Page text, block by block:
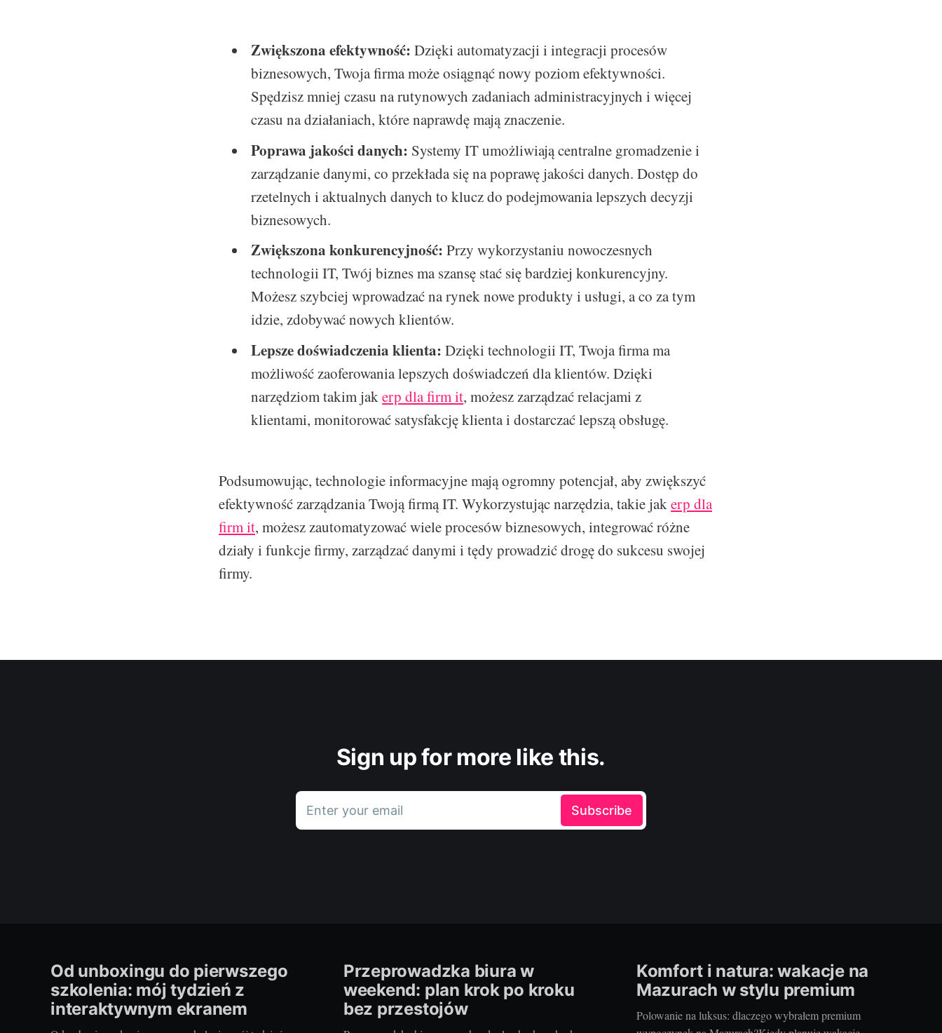
Zwiększona efektywność: Dzięki automatyzacji i integracji procesów
biznesowych, Twoja firma może osiągnąć nowy poziom efektywności.
Spędzisz mniej czasu na rutynowych zadaniach administracyjnych i więcej
czasu na działaniach, które naprawdę mają znaczenie.
Poprawa jakości danych: Systemy IT umożliwiają centralne gromadzenie i
zarządzanie danymi, co przekłada się na poprawę jakości danych. Dostęp do
rzetelnych i aktualnych danych to klucz do podejmowania lepszych decyzji
biznesowych.
Zwiększona konkurencyjność: Przy wykorzystaniu nowoczesnych
technologii IT, Twój biznes ma szansę stać się bardziej konkurencyjny.
Możesz szybciej wprowadzać na rynek nowe produkty i usługi, a co za tym
idzie, zdobywać nowych klientów.
Lepsze doświadczenia klienta: Dzięki technologii IT, Twoja firma ma
możliwość zaoferowania lepszych doświadczeń dla klientów. Dzięki
narzędziom takim jakerp dla firm it, możesz zarządzać relacjami z
klientami, monitorować satysfakcję klienta i dostarczać lepszą obsługę.
Podsumowując, technologie informacyjne mają ogromny potencjał, aby zwiększyć
efektywność zarządzania Twoją firmą IT. Wykorzystując narzędzia, takie jak erp dla
firm it, możesz zautomatyzować wiele procesów biznesowych, integrować różne
działy i funkcje firmy, zarządzać danymi i tędy prowadzić drogę do sukcesu swojej
firmy.
Sign up for more like this.
Enter your email Subscribe
Od unboxingu do pierwszego
szkolenia: mój tydzień z
interaktywnym ekranem
Przeprowadzka biura w
weekend: plan krok po kroku
bez przestojów
Komfort i natura: wakacje na
Mazurach w stylu premium
Polowanie na luksus: dlaczego wybrałem premium